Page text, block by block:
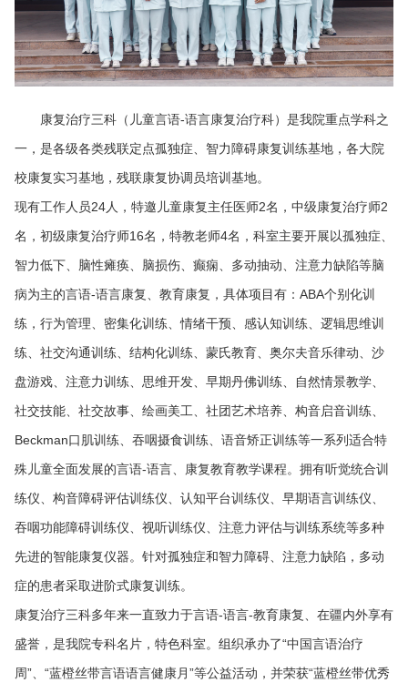
康复治疗三科（儿童言语-语言康复治疗科）是我院重点学科之
一，是各级各类残联定点孤独症、智力障碍康复训练基地，各大院
校康复实习基地，残联康复协调员培训基地。
现有工作人员24人，特邀儿童康复主任医师2名，中级康复治疗师2
名，初级康复治疗师16名，特教老师4名，科室主要开展以孤独症、
智力低下、脑性瘫痪、脑损伤、癫痫、多动抽动、注意力缺陷等脑
病为主的言语-语言康复、教育康复，具体项目有：ABA个别化训
练，行为管理、密集化训练、情绪干预、感认知训练、逻辑思维训
练、社交沟通训练、结构化训练、蒙氏教育、奥尔夫音乐律动、沙
盘游戏、注意力训练、思维开发、早期丹佛训练、自然情景教学、
社交技能、社交故事、绘画美工、社团艺术培养、构音启音训练、
Beckman口肌训练、吞咽摄食训练、语音矫正训练等一系列适合特
殊儿童全面发展的言语-语言、康复教育教学课程。拥有听觉统合训
练仪、构音障碍评估训练仪、认知平台训练仪、早期语言训练仪、
吞咽功能障碍训练仪、视听训练仪、注意力评估与训练系统等多种
先进的智能康复仪器。针对孤独症和智力障碍、注意力缺陷，多动
症的患者采取进阶式康复训练。
康复治疗三科多年来一直致力于言语-语言-教育康复、在疆内外享有
盛誉，是我院专科名片，特色科室。组织承办了“中国言语治疗
周”、“蓝橙丝带言语语言健康月”等公益活动，并荣获“蓝橙丝带优秀